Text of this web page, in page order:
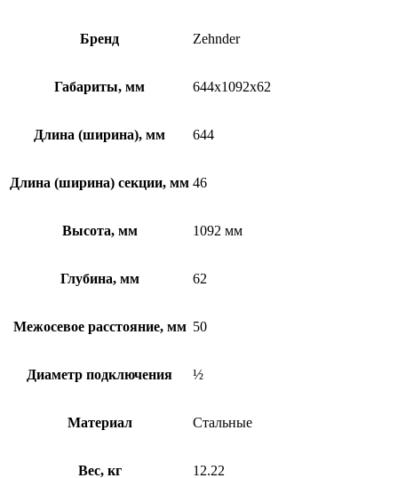
Бренд Zehnder
Габариты, мм 644x1092x62
Длина (ширина), мм 644
Длина (ширина) секции, мм 46
Высота, мм 1092 мм
Глубина, мм 62
Межосевое расстояние, мм 50
Диаметр подключения ½
Материал Стальные
Вес, кг 12.22